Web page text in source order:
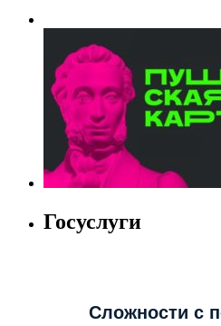
Госуслуги
Сложности с